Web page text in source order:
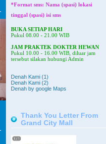
*Format sms: Nama (spasi) lokasi
tinggal (spasi) isi sms
BUKA SETIAP HARI
Pukul 08.00 - 21.00 WIB
JAM PRAKTEK DOKTER HEWAN
Pukul 10.00 - 16.00 WIB, diluar jam
tersebut silakan hubungi Admin
Denah Kami (1)
Denah Kami (2)
Denah by google Maps
Thank You Letter From
Grand City Mall